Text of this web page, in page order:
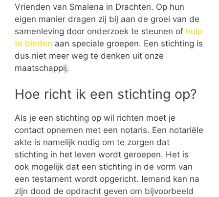
Vrienden van Smalena in Drachten. Op hun
eigen manier dragen zij bij aan de groei van de
samenleving door onderzoek te steunen of hulp
te bieden aan speciale groepen. Een stichting is
dus niet meer weg te denken uit onze
maatschappij.
Hoe richt ik een stichting op?
Als je een stichting op wil richten moet je
contact opnemen met een notaris. Een notariële
akte is namelijk nodig om te zorgen dat
stichting in het leven wordt geroepen. Het is
ook mogelijk dat een stichting in de vorm van
een testament wordt opgericht. Iemand kan na
zijn dood de opdracht geven om bijvoorbeeld